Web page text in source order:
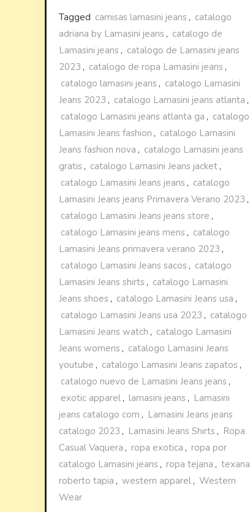
Tagged camisas lamasini jeans , catalogo
adriana by Lamasini jeans , catalogo de
Lamasini jeans , catalogo de Lamasini jeans
2023 , catalogo de ropa Lamasini jeans ,
catalogo lamasini jeans , catalogo Lamasini
Jeans 2023 , catalogo Lamasini jeans atlanta ,
catalogo Lamasini jeans atlanta ga , catalogo
Lamasini Jeans fashion , catalogo Lamasini
Jeans fashion nova , catalogo Lamasini jeans
gratis , catalogo Lamasini Jeans jacket ,
catalogo Lamasini Jeans jeans , catalogo
Lamasini Jeans jeans Primavera Verano 2023 ,
catalogo Lamasini Jeans jeans store ,
catalogo Lamasini jeans mens , catalogo
Lamasini Jeans primavera verano 2023 ,
catalogo Lamasini Jeans sacos , catalogo
Lamasini Jeans shirts , catalogo Lamasini
Jeans shoes , catalogo Lamasini Jeans usa ,
catalogo Lamasini Jeans usa 2023 , catalogo
Lamasini Jeans watch , catalogo Lamasini
Jeans womens , catalogo Lamasini Jeans
youtube , catalogo Lamasini Jeans zapatos ,
catalogo nuevo de Lamasini Jeans jeans ,
exotic apparel , lamasini jeans , Lamasini
jeans catalogo com , Lamasini Jeans jeans
catalogo 2023 , Lamasini Jeans Shirts , Ropa
Casual Vaquera , ropa exotica , ropa por
catalogo Lamasini jeans , ropa tejana , texana
roberto tapia , western apparel , Western
Wear